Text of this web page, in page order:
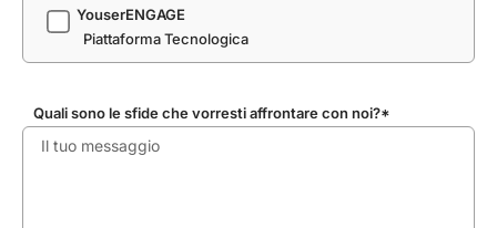
YouserENGAGE
Piattaforma Tecnologica
Quali sono le sfide che vorresti affrontare con noi?*